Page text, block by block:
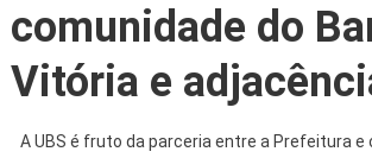
comunidade do
Vitória e
A UBS é fruto da parceria entre a Prefeitura e